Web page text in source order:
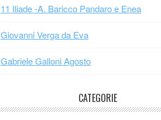
11 Iliade -A. Baricco Pandaro e Enea
Giovanni Verga da Eva
Gabriele Galloni Agosto
CATEGORIE